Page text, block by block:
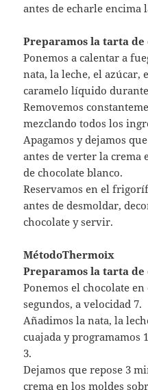
antes de echarle encima
Preparamos la tarta de
Ponemos a calentar a
nata, la leche, el azúcar,
caramelo líquido
Removemos
mezclando todos los
Apagamos y dejamos
antes de verter la crema
de chocolate blanco.
Reservamos en el
antes de desmoldar,
chocolate y servir.
MétodoThermoix
Preparamos la tarta de
Ponemos el chocolate
segundos, a velocidad 7.
Añadimos la nata, la
cuajada y programamos
3.
Dejamos que repose 3
crema en los moldes